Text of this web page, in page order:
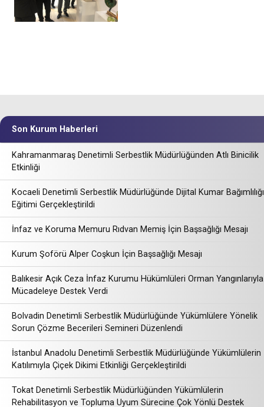
Son Kurum Haberleri
Kahramanmaraş Denetimli Serbestlik Müdürlüğünden Atlı Binicilik
Etkinliği
Kocaeli Denetimli Serbestlik Müdürlüğünde Dijital Kumar Bağımlılığı
Eğitimi Gerçekleştirildi
İnfaz ve Koruma Memuru Rıdvan Memiş İçin Başsağlığı Mesajı
Kurum Şoförü Alper Coşkun İçin Başsağlığı Mesajı
Balıkesir Açık Ceza İnfaz Kurumu Hükümlüleri Orman Yangınlarıyla
Mücadeleye Destek Verdi
Bolvadin Denetimli Serbestlik Müdürlüğünde Yükümlülere Yönelik
Sorun Çözme Becerileri Semineri Düzenlendi
İstanbul Anadolu Denetimli Serbestlik Müdürlüğünde Yükümlülerin
Katılımıyla Çiçek Dikimi Etkinliği Gerçekleştirildi
Tokat Denetimli Serbestlik Müdürlüğünden Yükümlülerin
Rehabilitasyon ve Topluma Uyum Sürecine Çok Yönlü Destek